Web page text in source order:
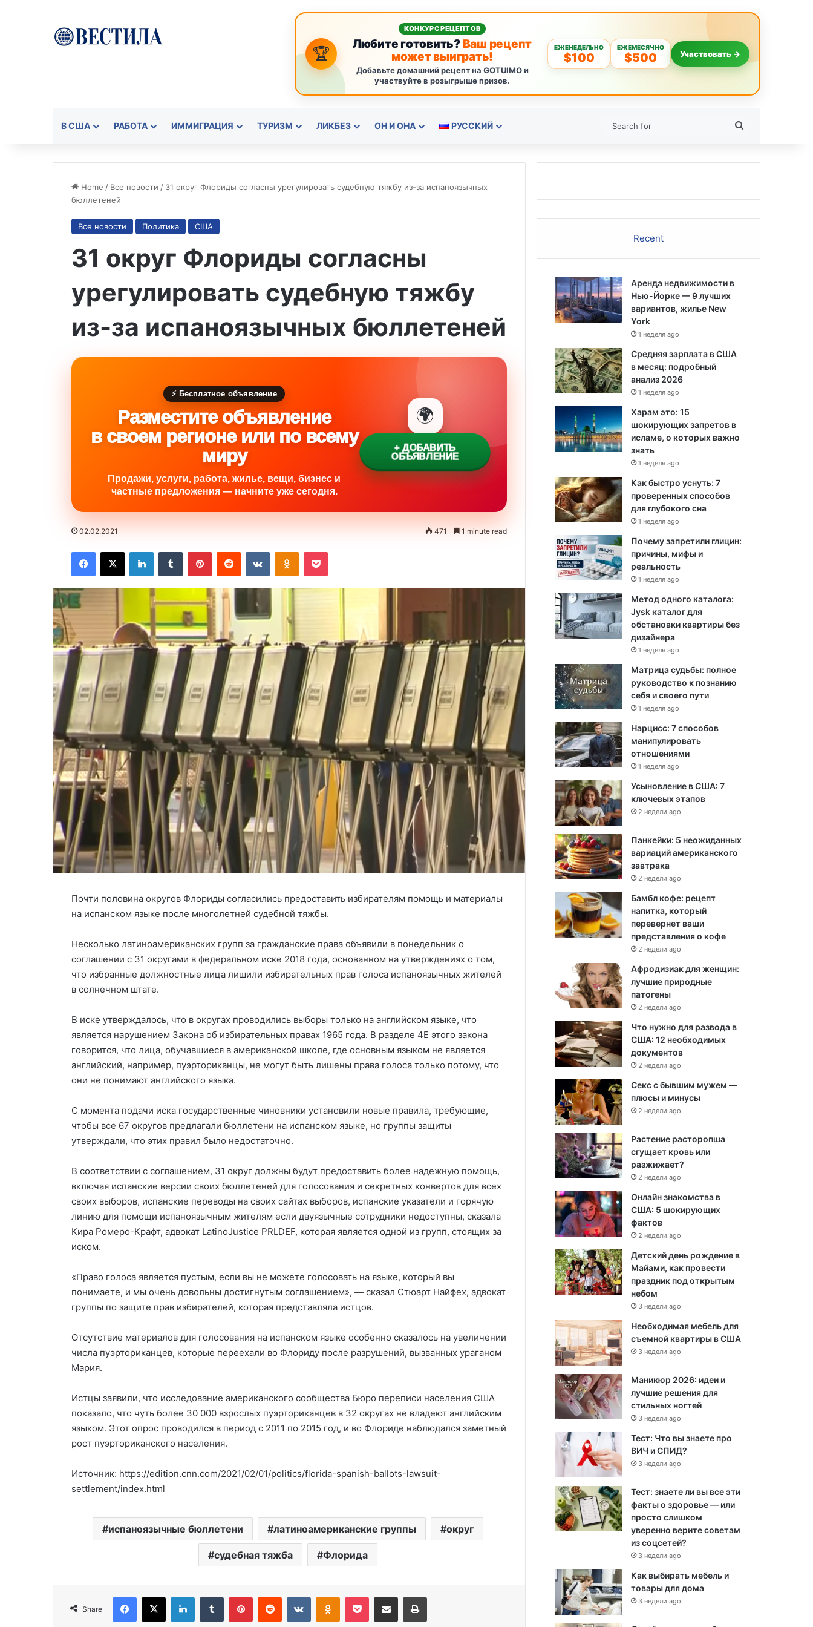
🏆
КОНКУРС РЕЦЕПТОВ
Любите готовить?Ваш рецепт
может выиграть!
Добавьте домашний рецепт на GOTUIMO и
участвуйте в розыгрыше призов.
ЕЖЕНЕДЕЛЬНО
$100
ЕЖЕМЕСЯЧНО
$500 Участвовать →
В США РАБОТА ИММИГРАЦИЯ ТУРИЗМ ЛИКБЕЗ ОН И ОНА РУССКИЙ
Home / Все новости / 31 округ Флориды согласны урегулировать судебную тяжбу из-за испаноязычных
бюллетеней
Все новости Политика США
31 округ Флориды согласны
урегулировать судебную тяжбу
из-за испаноязычных бюллетеней
⚡ Бесплатное объявление
Разместите объявление
в своем регионе или по всему
миру
Продажи, услуги, работа, жилье, вещи, бизнес и
частные предложения — начните уже сегодня.
🌍
+ ДОБАВИТЬ
ОБЪЯВЛЕНИЕ
02.02.2021 471 1 minute read
Почти половина округов Флориды согласились предоставить избирателям помощь и материалы
на испанском языке после многолетней судебной тяжбы.
Несколько латиноамериканских групп за гражданские права объявили в понедельник о
соглашении с 31 округами в федеральном иске 2018 года, основанном на утверждениях о том,
что избранные должностные лица лишили избирательных прав голоса испаноязычных жителей
в солнечном штате.
В иске утверждалось, что в округах проводились выборы только на английском языке, что
является нарушением Закона об избирательных правах 1965 года. В разделе 4E этого закона
говорится, что лица, обучавшиеся в американской школе, где основным языком не является
английский, например, пуэрториканцы, не могут быть лишены права голоса только потому, что
они не понимают английского языка.
С момента подачи иска государственные чиновники установили новые правила, требующие,
чтобы все 67 округов предлагали бюллетени на испанском языке, но группы защиты
утверждали, что этих правил было недостаточно.
В соответствии с соглашением, 31 округ должны будут предоставить более надежную помощь,
включая испанские версии своих бюллетеней для голосования и секретных конвертов для всех
своих выборов, испанские переводы на своих сайтах выборов, испанские указатели и горячую
линию для помощи испаноязычным жителям если двуязычные сотрудники недоступны, сказала
Кира Ромеро-Крафт, адвокат LatinoJustice PRLDEF, которая является одной из групп, стоящих за
иском.
«Право голоса является пустым, если вы не можете голосовать на языке, который вы
понимаете, и мы очень довольны достигнутым соглашением», — сказал Стюарт Найфех, адвокат
группы по защите прав избирателей, которая представляла истцов.
Отсутствие материалов для голосования на испанском языке особенно сказалось на увеличении
числа пуэрториканцев, которые переехали во Флориду после разрушений, вызванных ураганом
Мария.
Истцы заявили, что исследование американского сообщества Бюро переписи населения США
показало, что чуть более 30 000 взрослых пуэрториканцев в 32 округах не владеют английским
языком. Этот опрос проводился в период с 2011 по 2015 год, и во Флориде наблюдался заметный
рост пуэрториканского населения.
Источник: https://edition.cnn.com/2021/02/01/politics/florida-spanish-ballots-lawsuit-
settlement/index.html
испаноязычные бюллетени латиноамериканские группы округ
судебная тяжба Флорида
Share
Америка имеет огромный избыток
сыра
Роль политических партий в
Recent
Аренда недвижимости в
Нью-Йорке — 9 лучших
вариантов, жилье New
York
1 неделя ago
Средняя зарплата в США
в месяц: подробный
анализ 2026
1 неделя ago
Харам это: 15
шокирующих запретов в
исламе, о которых важно
знать
1 неделя ago
Как быстро уснуть: 7
проверенных способов
для глубокого сна
1 неделя ago
Почему запретили глицин:
причины, мифы и
реальность
1 неделя ago
Метод одного каталога:
Jysk каталог для
обстановки квартиры без
дизайнера
1 неделя ago
Матрица судьбы: полное
руководство к познанию
себя и своего пути
1 неделя ago
Нарцисс: 7 способов
манипулировать
отношениями
1 неделя ago
Усыновление в США: 7
ключевых этапов
2 недели ago
Панкейки: 5 неожиданных
вариаций американского
завтрака
2 недели ago
Бамбл кофе: рецепт
напитка, который
перевернет ваши
представления о кофе
2 недели ago
Афродизиак для женщин:
лучшие природные
патогены
2 недели ago
Что нужно для развода в
США: 12 необходимых
документов
2 недели ago
Секс с бывшим мужем —
плюсы и минусы
2 недели ago
Растение расторопша
сгущает кровь или
разжижает?
2 недели ago
Онлайн знакомства в
США: 5 шокирующих
фактов
2 недели ago
Детский день рождение в
Майами, как провести
праздник под открытым
небом
3 недели ago
Необходимая мебель для
съемной квартиры в США
3 недели ago
Маникюр 2026: идеи и
лучшие решения для
стильных ногтей
3 недели ago
Тест: Что вы знаете про
ВИЧ и СПИД?
3 недели ago
Тест: знаете ли вы все эти
факты о здоровье — или
просто слишком
уверенно верите советам
из соцсетей?
3 недели ago
Как выбирать мебель и
товары для дома
3 недели ago